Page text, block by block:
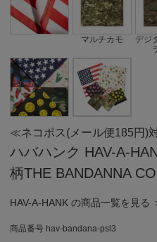
マルチカモ
デジ
≪ネコポス(メール便185円)
ハバハンク HAV-A-
柄THE BANDANNA
HAV-A-HANK の商品一覧を見る
商品番号 hav-bandana-psl3